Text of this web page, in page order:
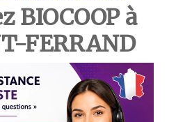
BIOCOOP à
FERRAND